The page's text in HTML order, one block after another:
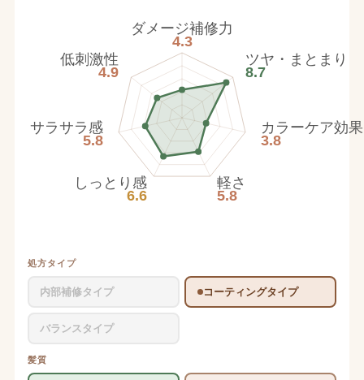
ダメージ補修力
4.3
ツヤ・まとまり
8.7
カラーケア効果
3.8
軽さ
5.8
しっとり感
6.6
サラサラ感
5.8
低刺激性
4.9
処方タイプ
内部補修タイプ コーティングタイプ
バランスタイプ
髪質